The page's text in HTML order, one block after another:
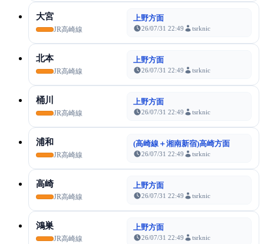
大宮
JR高崎線
上野方面
26/07/31 22:49 tsrknic
北本
JR高崎線
上野方面
26/07/31 22:49 tsrknic
桶川
JR高崎線
上野方面
26/07/31 22:49 tsrknic
浦和
JR高崎線
(高崎線＋湘南新宿)高崎方面
26/07/31 22:49 tsrknic
高崎
JR高崎線
上野方面
26/07/31 22:49 tsrknic
鴻巣
JR高崎線
上野方面
26/07/31 22:49 tsrknic